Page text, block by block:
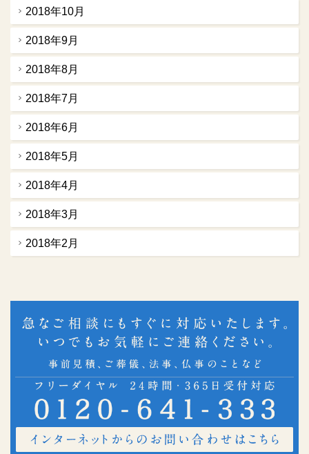
2018年10月
2018年9月
2018年8月
2018年7月
2018年6月
2018年5月
2018年4月
2018年3月
2018年2月